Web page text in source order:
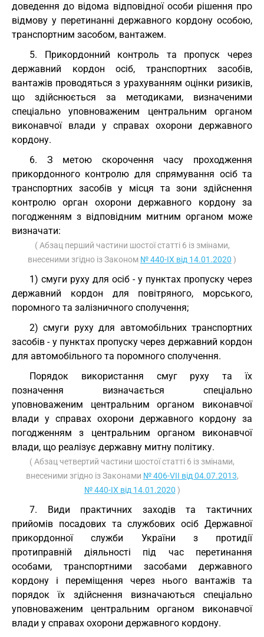
доведення до відома відповідної особи рішення про
відмову у перетинанні державного кордону особою,
транспортним засобом, вантажем.
5. Прикордонний контроль та пропуск через
державний кордон осіб, транспортних засобів,
вантажів проводяться з урахуванням оцінки ризиків,
що здійснюється за методиками, визначеними
спеціально уповноваженим центральним органом
виконавчої влади у справах охорони державного
кордону.
6. З метою скорочення часу проходження
прикордонного контролю для спрямування осіб та
транспортних засобів у місця та зони здійснення
контролю орган охорони державного кордону за
погодженням з відповідним митним органом може
визначати:
( Абзац перший частини шостої статті 6 із змінами,
внесеними згідно із Законом № 440-IX від 14.01.2020 )
1) смуги руху для осіб - у пунктах пропуску через
державний кордон для повітряного, морського,
поромного та залізничного сполучення;
2) смуги руху для автомобільних транспортних
засобів - у пунктах пропуску через державний кордон
для автомобільного та поромного сполучення.
Порядок використання смуг руху та їх
позначення визначається спеціально
уповноваженим центральним органом виконавчої
влади у справах охорони державного кордону за
погодженням з центральним органом виконавчої
влади, що реалізує державну митну політику.
( Абзац четвертий частини шостої статті 6 із змінами,
внесеними згідно із Законами № 406-VII від 04.07.2013,
№ 440-IX від 14.01.2020 )
7. Види практичних заходів та тактичних
прийомів посадових та службових осіб Державної
прикордонної служби України з протидії
протиправній діяльності під час перетинання
особами, транспортними засобами державного
кордону і переміщення через нього вантажів та
порядок їх здійснення визначаються спеціально
уповноваженим центральним органом виконавчої
влади у справах охорони державного кордону.